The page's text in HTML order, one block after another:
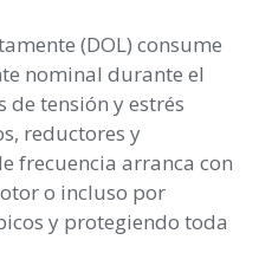
(DOL) consume
nominal durante el
tensión y estrés
reductores y
frecuencia arranca con
o incluso por
y protegiendo toda